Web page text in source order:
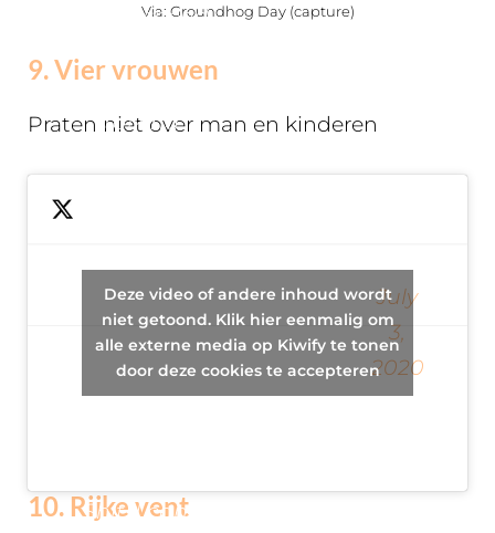
Via: Groundhog Day (capture)
9. Vier vrouwen
Praten niet over man en kinderen
forties spend
movie NOT
talking
about
building
weaponry
and busting
Shit. I can’t
— Lexi
Rachael
(@LexiCrowley)
July
3,
2020
Deze video of andere inhoud wordt
niet getoond. Klik hier eenmalig om
alle externe media op Kiwify te tonen
door deze cookies te accepteren
10. Rijke vent